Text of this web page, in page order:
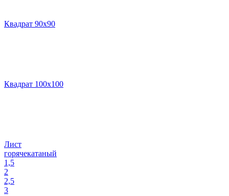
Квадрат 90х90
Квадрат 100х100
Лист
горячекатаный
1,5
2
2,5
3